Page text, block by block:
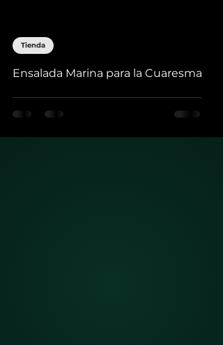
Ensalada Marina para la Cuaresma
Tienda